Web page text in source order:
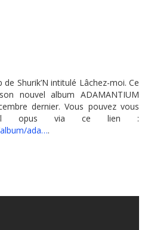
Shurik’N intitulé Lâchez-moi. Ce
nouvel album ADAMANTIUM
dernier. Vous pouvez vous
opus via ce lien :
ada….